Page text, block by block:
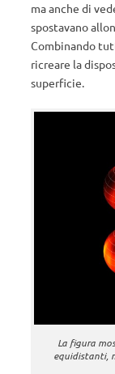
ma anche di
spostavano
Combinando
ricreare la
superficie.
La figura
equidistanti,